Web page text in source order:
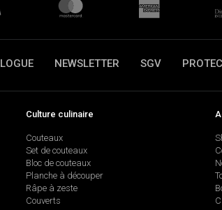
NEWSLETTER SGV
Culture culinaire
Couteaux
Set de couteaux
Bloc de couteaux
Planche à découper
Râpe à zeste
Couverts